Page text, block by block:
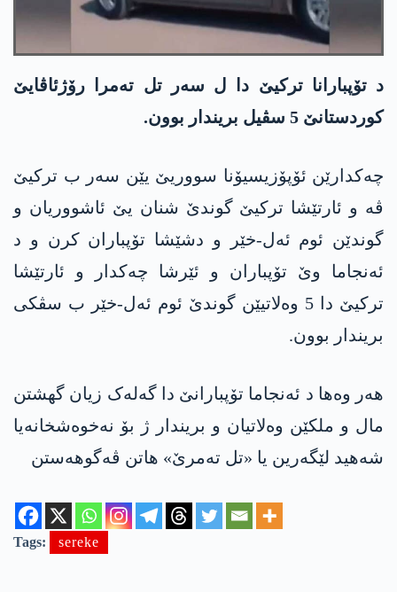
د تۆپبارانا ترکیێ دا ل سەر تل تەمرا رۆژئاڤایێ
کوردستانێ 5 سڤیل بریندار بوون.
چەکدارێن ئۆپۆزیسیۆنا سووریێ یێن سەر ب ترکیێ
ڤە و ئارتێشا ترکیێ گوندێ شنان یێ ئاشووریان و
گوندێن ئوم ئەل-خێر و دشێشا تۆپباران کرن و د
ئەنجاما وێ تۆپباران و ئێرشا چەکدار و ئارتێشا
ترکیێ دا 5 وەلاتیێن گوندێ ئوم ئەل-خێر ب سڤکی
بریندار بوون.
ھەر وەھا د ئەنجاما تۆپبارانێ دا گەلەک زیان گھشتن
مال و ملکێن وەلاتیان و بریندار ژ بۆ نەخوەشخانەیا
شەھید لێگەرین یا «تل تەمرێ» ھاتن ڤەگوھەستن
Tags: sereke